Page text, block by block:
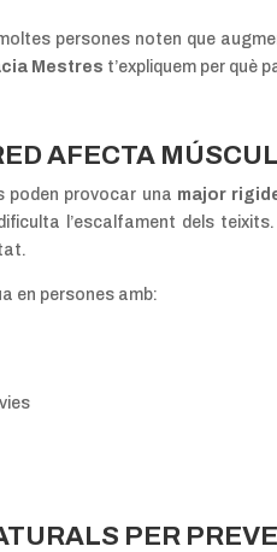
persones noten que
Mestres t’expliquem per què
AFECTA
poden provocar una major
l’escalfament dels
en persones amb:
PER